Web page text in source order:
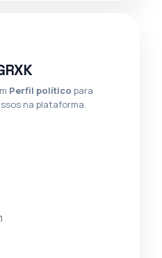
Perfil político para
na plataforma.